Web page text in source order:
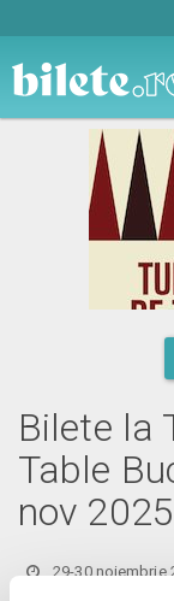
Bilete la
Table
nov 2025
29-30 noiembrie